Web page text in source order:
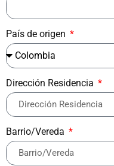
País de origen
Dirección Residencia
Barrio/Vereda